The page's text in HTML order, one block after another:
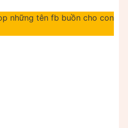
những tên fb buồn cho con